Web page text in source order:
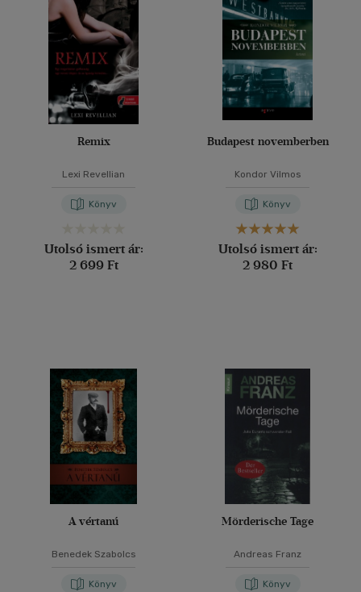
Remix
Lexi Revellian
Könyv
Utolsó ismert ár:
2 699 Ft
Budapest novemberben
Kondor Vilmos
Könyv
Utolsó ismert ár:
2 980 Ft
A vértanú
Benedek Szabolcs
Könyv
Mörderische Tage
Andreas Franz
Könyv